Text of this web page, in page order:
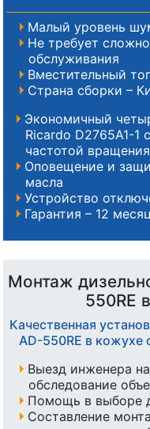
Малый уровень
Не требует
обслуживания
Вместительный
Страна сборки –
Экономичный
Ricardo D2765A1-
частотой
Оповещение и
масла
Устройство
Гарантия – 12
Монтаж
550RE
Качественная
AD-550RE в
Выезд инженера
обследование
Помощь в выборе
Составление